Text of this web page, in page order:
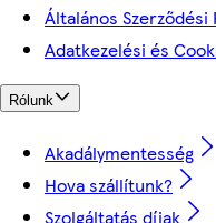
Általános
Adatkezelési és
Rólunk
Akadálymentesség
Hova szállítunk?
Szolgáltatás díjak